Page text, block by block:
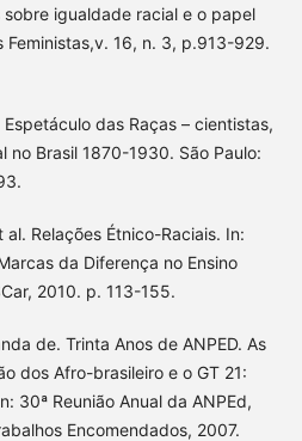
igualdade racial e o papel
Feministas,v. 16, n. 3, p.913-929.
Espetáculo das Raças – cientistas,
no Brasil 1870-1930. São Paulo:
al. Relações Étnico-Raciais. In:
da Diferença no Ensino
2010. p. 113-155.
de. Trinta Anos de ANPED. As
dos Afro-brasileiro e o GT 21:
30ª Reunião Anual da ANPEd,
Encomendados, 2007.